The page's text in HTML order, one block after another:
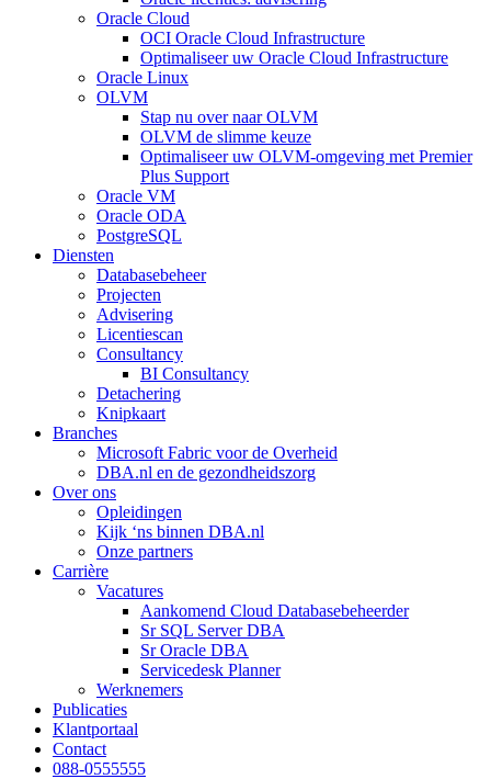
Oracle Cloud
OCI Oracle Cloud Infrastructure
Optimaliseer uw Oracle Cloud Infrastructure
Oracle Linux
OLVM
Stap nu over naar OLVM
OLVM de slimme keuze
Optimaliseer uw OLVM-omgeving met Premier
Plus Support
Oracle VM
Oracle ODA
PostgreSQL
Diensten
Databasebeheer
Projecten
Advisering
Licentiescan
Consultancy
BI Consultancy
Detachering
Knipkaart
Branches
Microsoft Fabric voor de Overheid
DBA.nl en de gezondheidszorg
Over ons
Opleidingen
Kijk ‘ns binnen DBA.nl
Onze partners
Carrière
Vacatures
Aankomend Cloud Databasebeheerder
Sr SQL Server DBA
Sr Oracle DBA
Servicedesk Planner
Werknemers
Publicaties
Klantportaal
Contact
088-0555555